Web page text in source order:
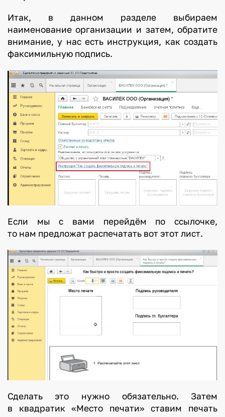
Итак, в данном разделе выбираем
наименование организации и затем, обратите
внимание, у нас есть инструкция, как создать
факсимильную подпись.
Если мы с вами перейдём по ссылочке,
то нам предложат распечатать вот этот лист.
Сделать это нужно обязательно. Затем
в квадратик «Место печати» ставим печать